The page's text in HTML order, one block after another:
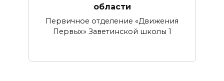
области
Первичное отделение «Движения
Первых» Заветинской школы 1